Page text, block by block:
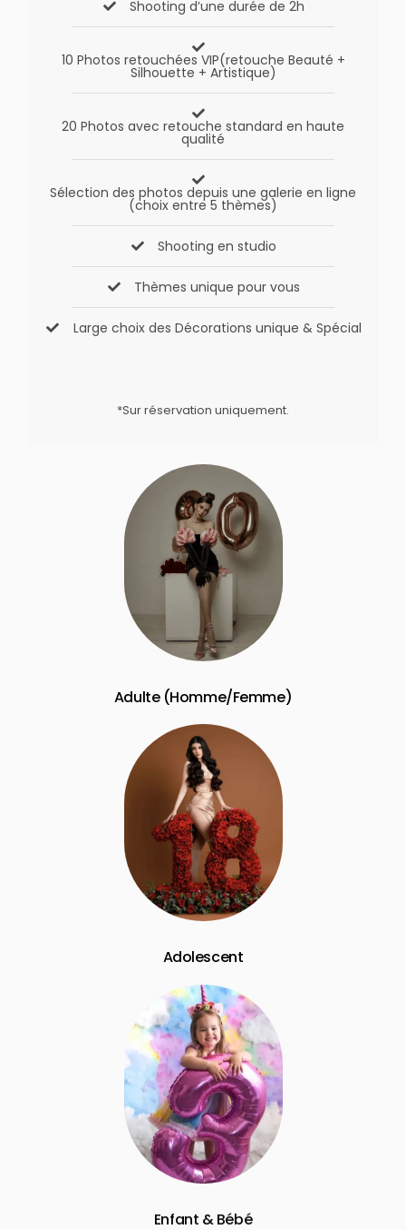
Shooting d’une durée de 2h
10 Photos retouchées VIP(retouche Beauté +
Silhouette + Artistique)
20 Photos avec retouche standard en haute
qualité
Sélection des photos depuis une galerie en ligne
(choix entre 5 thèmes)
Shooting en studio
Thèmes unique pour vous
Large choix des Décorations unique & Spécial
*Sur réservation uniquement.
Adulte (Homme/Femme)
Adolescent
Enfant & Bébé